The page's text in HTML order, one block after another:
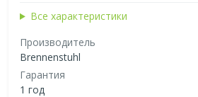
Все характеристики
Производитель
Brennenstuhl
Гарантия
1 год